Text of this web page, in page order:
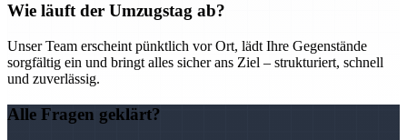
Wie läuft der Umzugstag ab?
Unser Team erscheint pünktlich vor Ort, lädt Ihre Gegenstände
sorgfältig ein und bringt alles sicher ans Ziel – strukturiert, schnell
und zuverlässig.
Alle Fragen geklärt?